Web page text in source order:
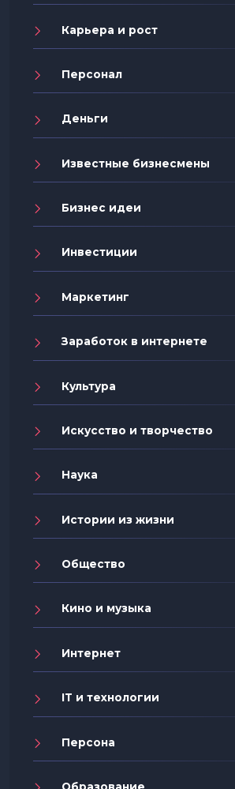
Карьера и рост
Персонал
Деньги
Известные бизнесмены
Бизнес идеи
Инвестиции
Маркетинг
Заработок в интернете
Культура
Искусство и творчество
Наука
Истории из жизни
Общество
Кино и музыка
Интернет
IT и технологии
Персона